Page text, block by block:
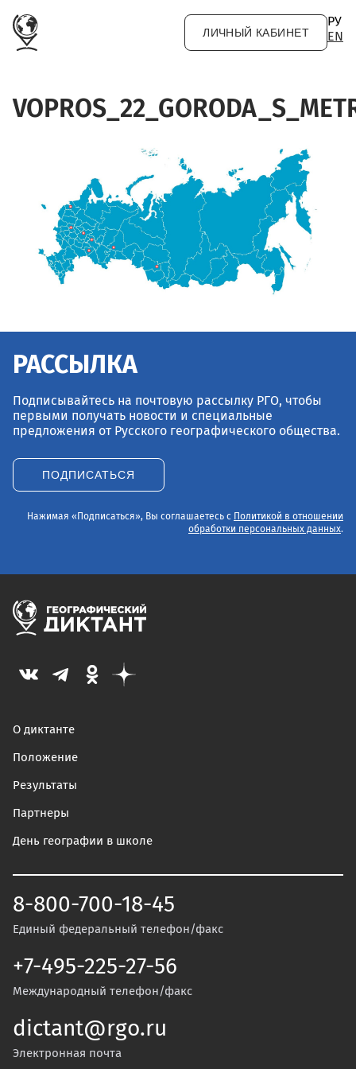
ЛИЧНЫЙ КАБИНЕТ
РУ
EN
РАССЫЛКА
Подписывайтесь на почтовую рассылку РГО, чтобы
первыми получать новости и специальные
предложения от Русского географического общества.
ПОДПИСАТЬСЯ
Нажимая «Подписаться», Вы соглашаетесь с
Политикой в отношении
обработки персональных данных.
О диктанте
Положение
Результаты
Партнеры
День географии в школе
8-800-700-18-45
Единый федеральный телефон/факс
+7-495-225-27-56
Международный телефон/факс
dictant@rgo.ru
Электронная почта